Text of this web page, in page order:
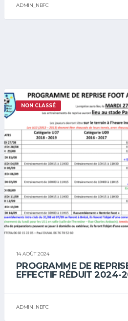
ADMIN_NBFC
NON CLASSÉ
14 AOÛT 2024
PROGRAMME DE
EFFECTIF RÉDUIT 2024-
ADMIN_NBFC